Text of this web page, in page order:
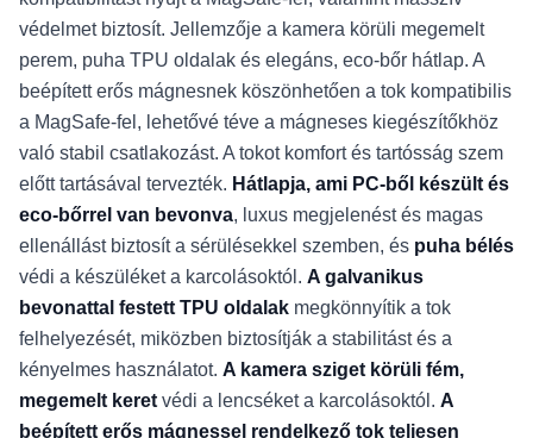
védelmet biztosít. Jellemzője a kamera körüli megemelt
perem, puha TPU oldalak és elegáns, eco-bőr hátlap. A
beépített erős mágnesnek köszönhetően a tok kompatibilis
a MagSafe-fel, lehetővé téve a mágneses kiegészítőkhöz
való stabil csatlakozást. A tokot komfort és tartósság szem
előtt tartásával tervezték. Hátlapja, ami PC-ből készült és
eco-bőrrel van bevonva, luxus megjelenést és magas
ellenállást biztosít a sérülésekkel szemben, és puha bélés
védi a készüléket a karcolásoktól. A galvanikus
bevonattal festett TPU oldalak megkönnyítik a tok
felhelyezését, miközben biztosítják a stabilitást és a
kényelmes használatot. A kamera sziget körüli fém,
megemelt keret védi a lencséket a karcolásoktól. A
beépített erős mágnessel rendelkező tok teljesen